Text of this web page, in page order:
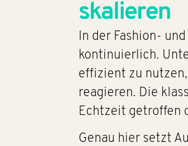
skalieren
In der Fashion-
kontinuierlich.
effizient zu
reagieren. Die
Echtzeit getroffen
Genau hier setzt